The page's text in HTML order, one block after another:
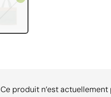
Ce produit n’est